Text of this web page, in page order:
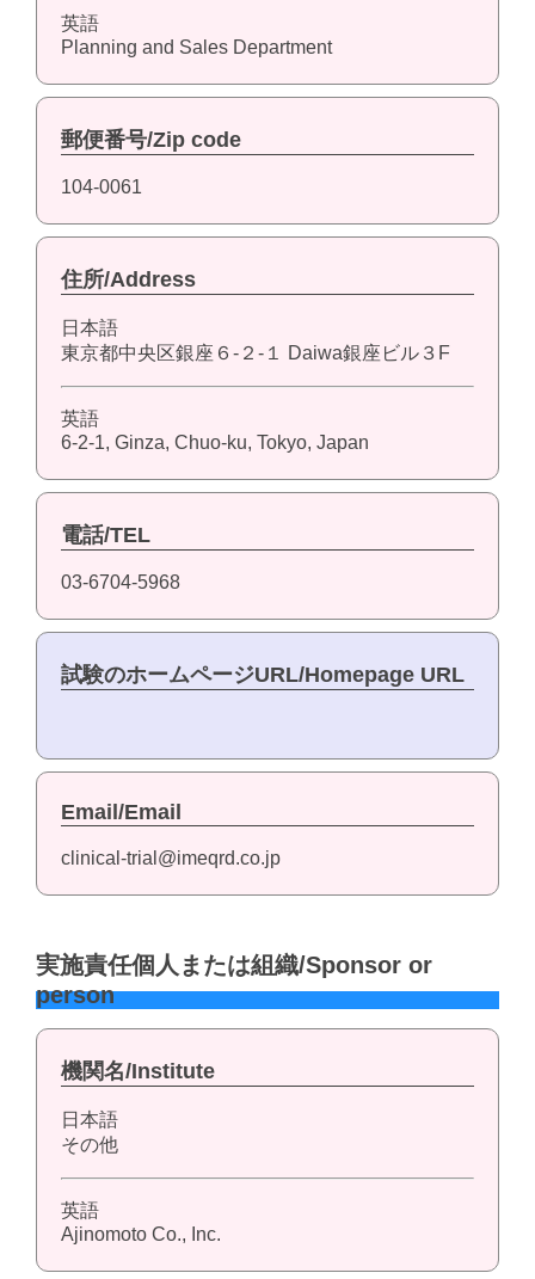
英語
Planning and Sales Department
郵便番号/Zip code
104-0061
住所/Address
日本語
東京都中央区銀座６-２-１ Daiwa銀座ビル３F
英語
6-2-1, Ginza, Chuo-ku, Tokyo, Japan
電話/TEL
03-6704-5968
試験のホームページURL/Homepage URL
Email/Email
clinical-trial@imeqrd.co.jp
実施責任個人または組織/Sponsor or
person
機関名/Institute
日本語
その他
英語
Ajinomoto Co., Inc.